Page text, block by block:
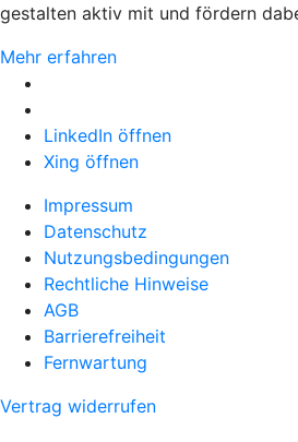
gestalten aktiv mit und fördern
Mehr erfahren
LinkedIn öffnen
Xing öffnen
Impressum
Datenschutz
Nutzungsbedingungen
Rechtliche Hinweise
AGB
Barrierefreiheit
Fernwartung
Vertrag widerrufen